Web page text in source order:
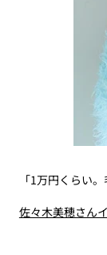
「1万円くらい
佐々木美穂さん